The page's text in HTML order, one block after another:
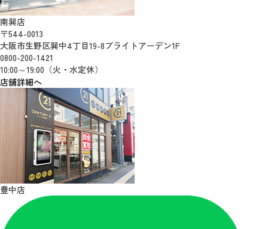
南巽店
〒544-0013
大阪市生野区巽中4丁目19-8ブライトアーデン1F
0800-200-1421
10:00～19:00（火・水定休）
店舗詳細へ
豊中店